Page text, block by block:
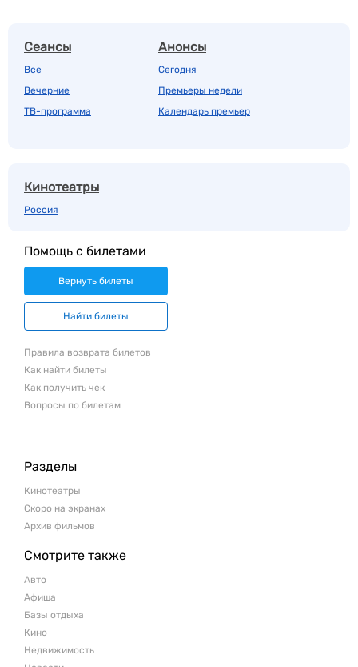
Сеансы
Все
Вечерние
ТВ-программа
Анонсы
Сегодня
Премьеры недели
Календарь премьер
Кинотеатры
Россия
Помощь с билетами
Вернуть билеты
Найти билеты
Правила возврата билетов
Как найти билеты
Как получить чек
Вопросы по билетам
Разделы
Кинотеатры
Скоро на экранах
Архив фильмов
Смотрите также
Авто
Афиша
Базы отдыха
Кино
Недвижимость